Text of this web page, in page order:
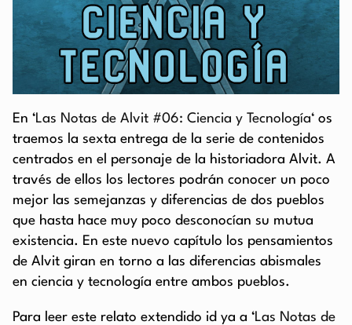
En ‘Las Notas de Alvit #06: Ciencia y Tecnología‘ os
traemos la sexta entrega de la serie de contenidos
centrados en el personaje de la historiadora Alvit. A
través de ellos los lectores podrán conocer un poco
mejor las semejanzas y diferencias de dos pueblos
que hasta hace muy poco desconocían su mutua
existencia. En este nuevo capítulo los pensamientos
de Alvit giran en torno a las diferencias abismales
en ciencia y tecnología entre ambos pueblos.
Para leer este relato extendido id ya a ‘Las Notas de